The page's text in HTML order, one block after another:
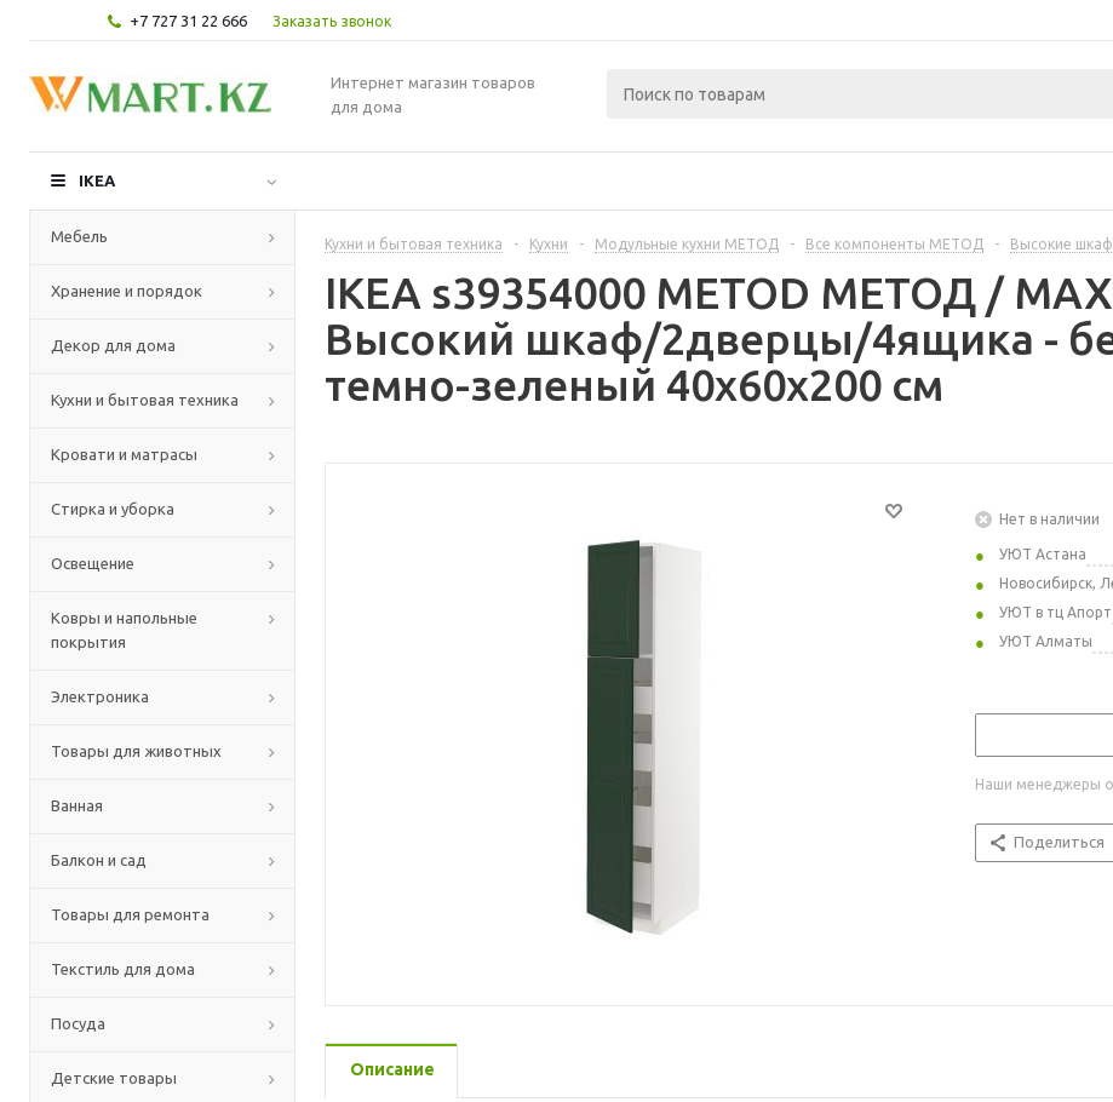
+7 727 31 22 666 Заказать звонок
Интернет магазин товаров
для дома
IKEA
Мебель
Хранение и порядок
Декор для дома
Кухни и бытовая техника
Кровати и матрасы
Стирка и уборка
Освещение
Ковры и напольные
покрытия
Электроника
Товары для животных
Ванная
Балкон и сад
Товары для ремонта
Текстиль для дома
Посуда
Детские товары
Кухни и бытовая техника - Кухни - Модульные кухни МЕТОД - Все компоненты МЕТОД - Высокие
IKEA s39354000 METOD МЕТОД /
Высокий шкаф/2дверцы/4ящика -
темно-зеленый 40x60x200 см
Нет в наличии
УЮТ Астана
Новосибирск,
УЮТ в тц Апорт
УЮТ Алматы
Наши менеджеры
Поделиться
Описание